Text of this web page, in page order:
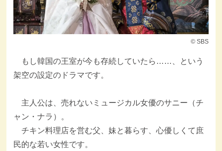
© SBS
もし韓国の王室が今も存続していたら……、という
架空の設定のドラマです。
主人公は、売れないミュージカル女優のサニー（チ
ャン・ナラ）。
チキン料理店を営む父、妹と暮らす、心優しくて庶
民的な若い女性です。